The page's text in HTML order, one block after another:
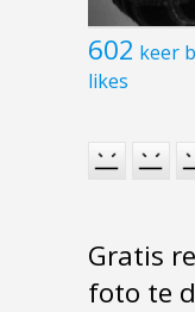
602 keer
likes
Gratis
foto te